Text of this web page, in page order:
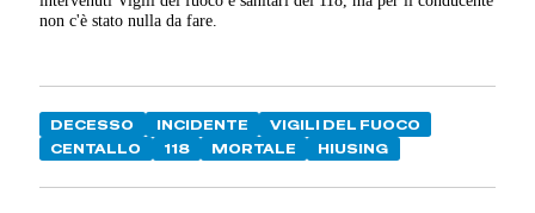
non c'è stato nulla da fare.
DECESSO INCIDENTE
VIGILI DEL FUOCO
CENTALLO
118 MORTALE HIUSING